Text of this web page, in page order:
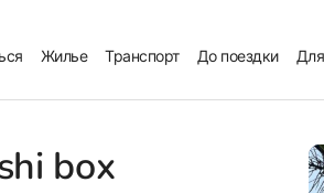
Жилье Транспорт До поездки
box